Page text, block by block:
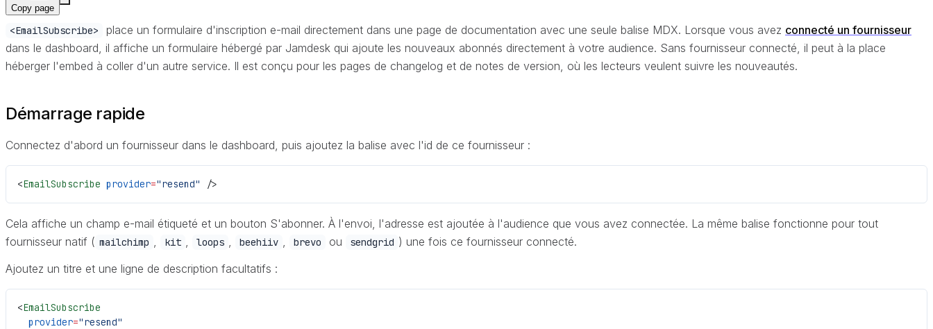
Copy page
<EmailSubscribe> place un formulaire d'inscription e-mail directement dans une page de documentation avec une seule balise MDX. Lorsque vous avez connecté un fournisseur
dans le dashboard, il affiche un formulaire hébergé par Jamdesk qui ajoute les nouveaux abonnés directement à votre audience. Sans fournisseur connecté, il peut à la place
héberger l'embed à coller d'un autre service. Il est conçu pour les pages de changelog et de notes de version, où les lecteurs veulent suivre les nouveautés.
Démarrage rapide
Connectez d'abord un fournisseur dans le dashboard, puis ajoutez la balise avec l'id de ce fournisseur :
<EmailSubscribe provider="resend" />
Cela affiche un champ e-mail étiqueté et un bouton S'abonner. À l'envoi, l'adresse est ajoutée à l'audience que vous avez connectée. La même balise fonctionne pour tout
fournisseur natif ( mailchimp kit loops beehiiv brevo ou sendgrid ) une fois ce fournisseur connecté.
Ajoutez un titre et une ligne de description facultatifs :
<EmailSubscribe
  provider
="resend"